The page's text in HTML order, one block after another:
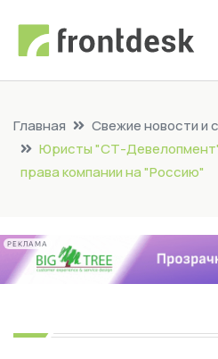
Главная
Свежие новости и
Юристы "СТ-
права компании на "Россию"
РЕКЛАМА